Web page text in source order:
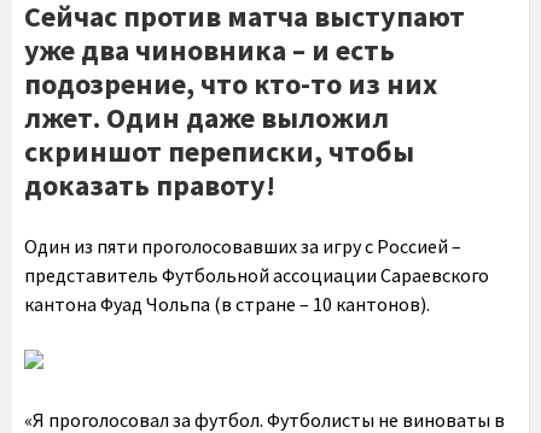
Сейчас против матча выступают
уже два чиновника – и есть
подозрение, что кто-то из них
лжет. Один даже выложил
скриншот переписки, чтобы
доказать правоту!
Один из пяти проголосовавших за игру с Россией –
представитель Футбольной ассоциации Сараевского
кантона Фуад Чольпа (в стране – 10 кантонов).
«Я проголосовал за футбол. Футболисты не виноваты в